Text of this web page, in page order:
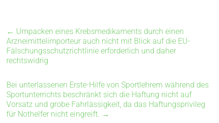
← Umpacken eines Krebsmedikaments durch einen
Arzneimittelimporteur auch nicht mit Blick auf die EU-
Fälschungsschutzrichtlinie erforderlich und daher
rechtswidrig
Bei unterlassenen Erste-Hilfe von Sportlehrern während des
Sportunterrichts beschränkt sich die Haftung nicht auf
Vorsatz und grobe Fahrlässigkeit, da das Haftungsprivileg
für Nothelfer nicht eingreift. →